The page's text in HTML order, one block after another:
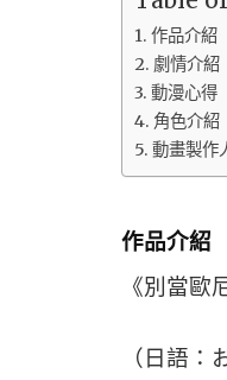
作品介紹
劇情介紹
動漫心得
角色介紹
動畫製作
作品介紹
《別當歐
（日語：